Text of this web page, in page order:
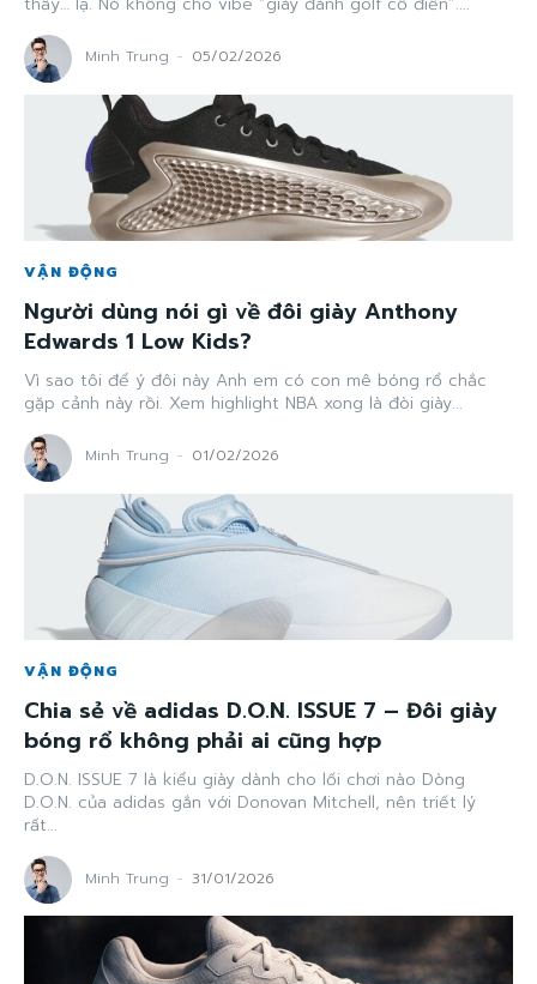
Minh Trung - 05/02/2026
VẬN ĐỘNG
Người dùng nói gì về đôi giày Anthony
Edwards 1 Low Kids?
Vì sao tôi để ý đôi này Anh em có con mê bóng rổ chắc
gặp cảnh này rồi. Xem highlight NBA xong là đòi giày...
Minh Trung - 01/02/2026
VẬN ĐỘNG
Chia sẻ về adidas D.O.N. ISSUE 7 – Đôi giày
bóng rổ không phải ai cũng hợp
D.O.N. ISSUE 7 là kiểu giày dành cho lối chơi nào Dòng
D.O.N. của adidas gắn với Donovan Mitchell, nên triết lý
rất...
Minh Trung - 31/01/2026